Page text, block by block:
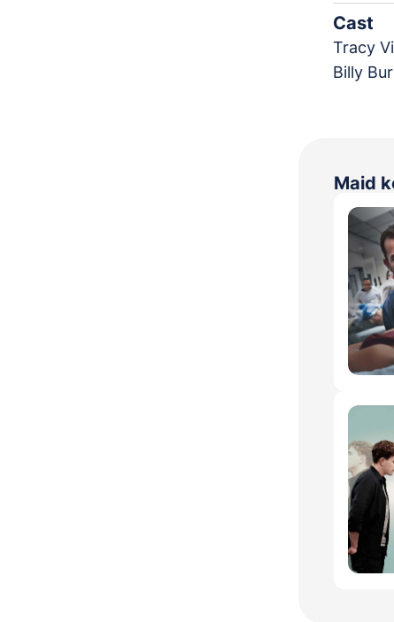
Cast
Tracy
Billy
Maid